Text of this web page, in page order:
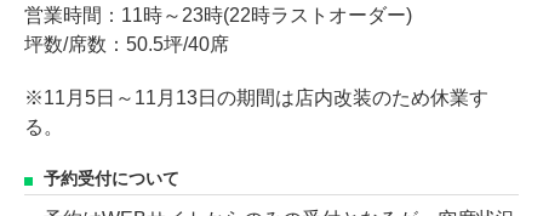
営業時間：11時～23時(22時ラストオーダー)
坪数/席数：50.5坪/40席
※11月5日～11月13日の期間は店内改装のため休業す
る。
予約受付について